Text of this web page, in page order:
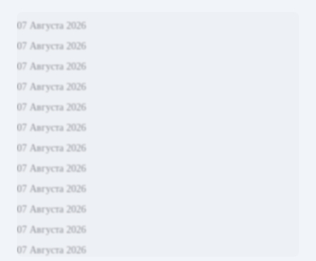
07 Августа 2026
07 Августа 2026
07 Августа 2026
07 Августа 2026
07 Августа 2026
07 Августа 2026
07 Августа 2026
07 Августа 2026
07 Августа 2026
07 Августа 2026
07 Августа 2026
07 Августа 2026